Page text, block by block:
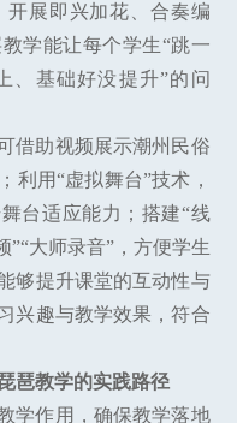
展即兴加花、合奏编
学能让每个学生“跳一
、基础好没提升”的问
借助视频展示潮州民俗
利用“虚拟舞台”技术，
台适应能力；搭建“线
”“大师录音”，方便学生
够提升课堂的互动性与
兴趣与教学效果，符合
琶教学的实践路径
学作用，确保教学落地